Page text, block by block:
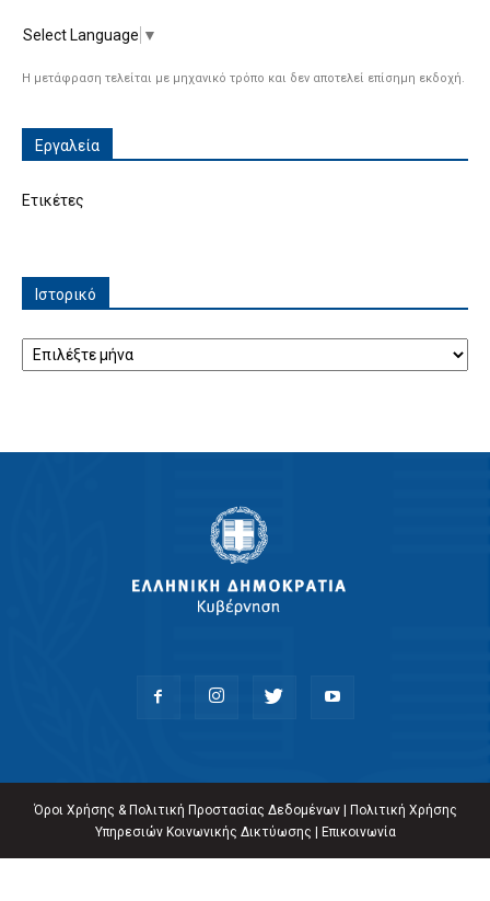
Select Language ▼
Η μετάφραση τελείται με μηχανικό τρόπο και δεν αποτελεί επίσημη εκδοχή.
Εργαλεία
Ετικέτες
Ιστορικό
Όροι Χρήσης & Πολιτική Προστασίας Δεδομένων|
Πολιτική Χρήσης
Υπηρεσιών Κοινωνικής Δικτύωσης
Επικοινωνία